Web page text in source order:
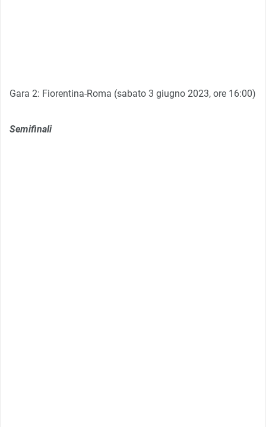
Gara 2: Fiorentina-Roma (sabato 3 giugno 2023, ore 16:00)
Semifinali